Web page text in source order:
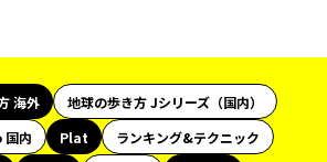
海外
地球の歩き方 Jシリーズ（国内）
内 Plat
ランキング&テクニック